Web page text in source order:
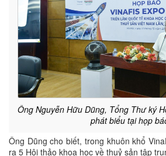
Ông Nguyễn Hữu Dũng, Tổng Thư ký
phát biểu tại họp
Ông Dũng cho biết, trong khuôn khổ
ra 5 Hội thảo khoa học về thuỷ sản tập